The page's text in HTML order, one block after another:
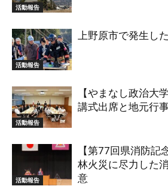
活動報告
活動報告
上野原市で発生し
活動報告
【やまなし政治大
講式出席と地元行
活動報告
【第77回県消防記
林火災に尽力した
意